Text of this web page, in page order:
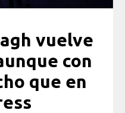
vuelve
con
que en